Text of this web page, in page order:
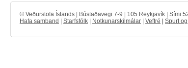
© Veðurstofa Íslands | Bústaðavegi 7-9 | 105 Reykjavík | Sími
Hafa samband
Starfsfólk Notkunarskilmálar Veftré Spurt